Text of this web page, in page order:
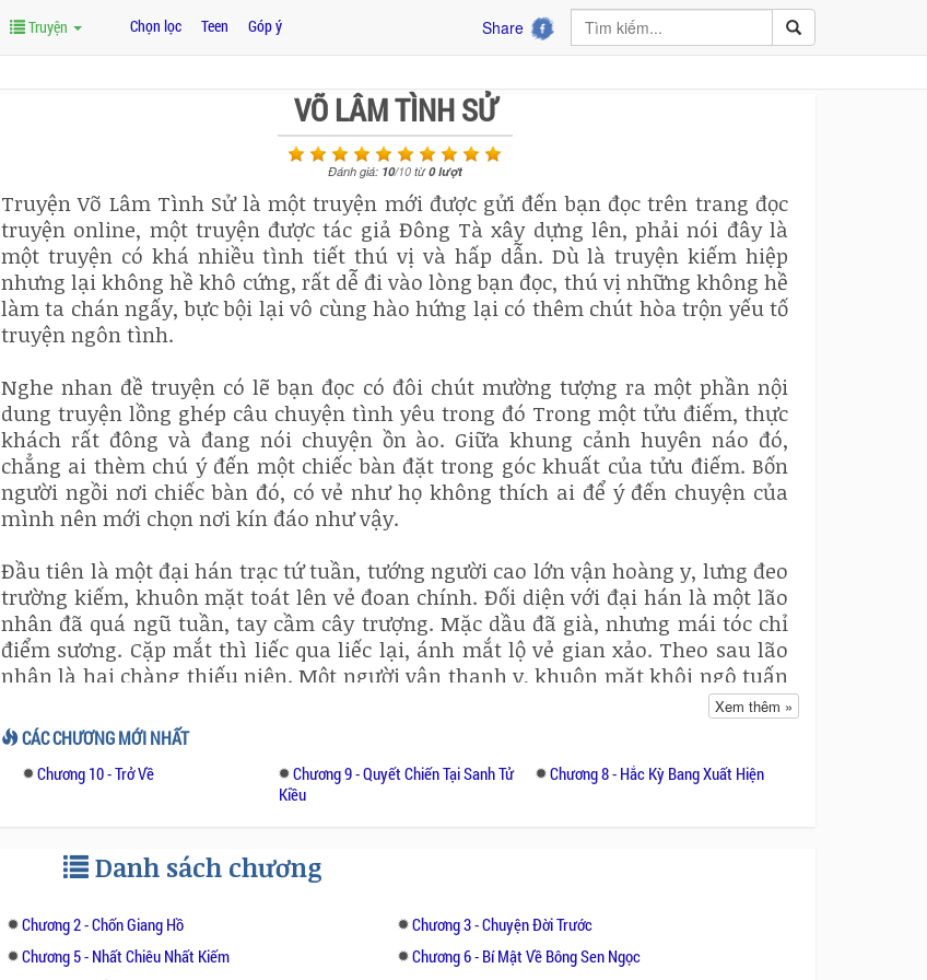
Truyện Chọn lọc Teen Góp ý Share
VÕ LÂM TÌNH SỬ
Đánh giá: 10/10từ0lượt
Truyện Võ Lâm Tình Sử là một truyện mới được gửi đến bạn đọc trên trang đọc
truyện online, một truyện được tác giả Đông Tà xây dựng lên, phải nói đây là
một truyện có khá nhiều tình tiết thú vị và hấp dẫn. Dù là truyện kiếm hiệp
nhưng lại không hề khô cứng, rất dễ đi vào lòng bạn đọc, thú vị những không hề
làm ta chán ngấy, bực bội lại vô cùng hào hứng lại có thêm chút hòa trộn yếu tố
truyện ngôn tình.
Nghe nhan đề truyện có lẽ bạn đọc có đôi chút mường tượng ra một phần nội
dung truyện lồng ghép câu chuyện tình yêu trong đó Trong một tửu điếm, thực
khách rất đông và đang nói chuyện ồn ào. Giữa khung cảnh huyên náo đó,
chẳng ai thèm chú ý đến một chiếc bàn đặt trong góc khuất của tửu điếm. Bốn
người ngồi nơi chiếc bàn đó, có vẻ như họ không thích ai để ý đến chuyện của
mình nên mới chọn nơi kín đáo như vậy.
Đầu tiên là một đại hán trạc tứ tuần, tướng người cao lớn vận hoàng y, lưng đeo
trường kiếm, khuôn mặt toát lên vẻ đoan chính. Đối diện với đại hán là một lão
nhân đã quá ngũ tuần, tay cầm cây trượng. Mặc dầu đã già, nhưng mái tóc chỉ
điểm sương. Cặp mắt thì liếc qua liếc lại, ánh mắt lộ vẻ gian xảo. Theo sau lão
nhân là hai chàng thiếu niên. Một người vận thanh y, khuôn mặt khôi ngô tuấn
tú. Trên môi của thiếu niên luôn nở một nụ cười và ít ai hiểu được chàng ta
đang cười điều gì. Dáng vẻ chàng toát lên một cung cách phi phàm, chẳng hiểu
sao lại đi chung với lão nhân kia. Bên cạnh chàng thiếu niên bận thanh y là một
thiếu niên khoác chiếc áo đen, khác với người thiếu niên bận thanh y, thiếu niên
bận hắc y vẻ mặt nghiêm khắc. Tuy còn trẻ nhưng nhìn có vẻ giống một ông cụ.
Liệu truyện sẽ tiếp diễn như thế nào, mời bạn đón đọc truyện thú vị này và đi
tìm lời giải những khúc mắc cho mình, cùng theo dõi những nhiều tác phẩm
nổi tiếng khác như: Tây Du Ký, Thủy Hử Truyện,..
Xem thêm »
CÁC CHƯƠNG MỚI NHẤT
Chương 10 - Trở Về
Chương 9 - Quyết Chiến Tại Sanh Tử
Kiều
Chương 8 - Hắc Kỳ Bang Xuất Hiện
Danh sách chương
Chương 2 - Chốn Giang Hồ
Chương 3 - Chuyện Đời Trước
Chương 5 - Nhất Chiêu Nhất Kiếm
Chương 6 - Bí Mật Về Bông Sen Ngọc